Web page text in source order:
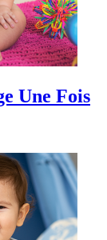
Une Fois